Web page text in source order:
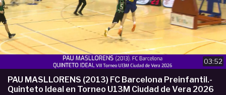
03:52
PAU MASLLORENS (2013) FC Barcelona Preinfantil.-
Quinteto Ideal en Torneo U13M Ciudad de Vera 2026